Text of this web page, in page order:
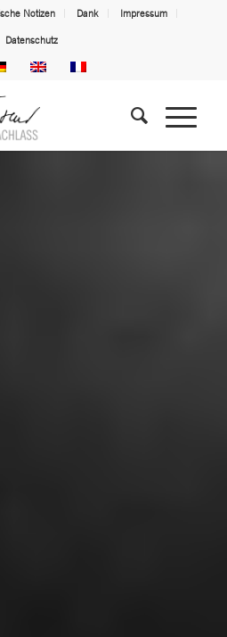
Notizen Dank Impressum
Datenschutz